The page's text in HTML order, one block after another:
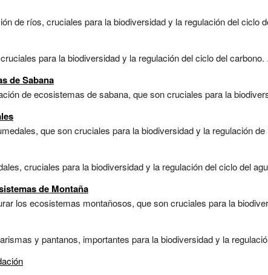
de ríos, cruciales para la biodiversidad y la regulación del ciclo
para la biodiversidad y la regulación del ciclo del carbono.
de Sabana
de ecosistemas de sabana, que son cruciales para la
que son cruciales para la biodiversidad y la regulación
cruciales para la biodiversidad y la regulación del ciclo del
de Montaña
los ecosistemas montañosos, que son cruciales para la
y pantanos, importantes para la biodiversidad y la